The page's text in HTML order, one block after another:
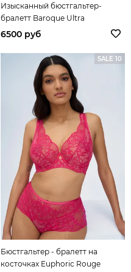
Изысканный бюстгальтер-
бралетт Baroque Ultra
6500 руб
SALE 10
Бюстгальтер - бралетт на
косточках Euphoric Rouge